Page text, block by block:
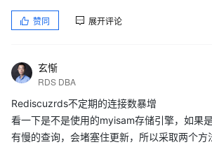
赞同 展开评论
玄惭
RDS DBA
Rediscuzrds不定期的连接数暴增
看一下是不是使用的myisam存储引擎，如果
有慢的查询，会堵塞住更新，所以采取两个方